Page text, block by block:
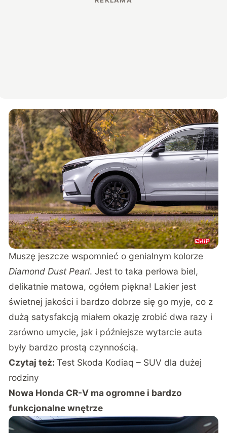
Muszę jeszcze wspomnieć o genialnym kolorze
Diamond Dust Pearl. Jest to taka perłowa biel,
delikatnie matowa, ogółem piękna! Lakier jest
świetnej jakości i bardzo dobrze się go myje, co z
dużą satysfakcją miałem okazję zrobić dwa razy i
zarówno umycie, jak i późniejsze wytarcie auta
były bardzo prostą czynnością.
Czytaj też:Test Skoda Kodiaq – SUV dla dużej
rodziny
Nowa Honda CR-V ma ogromne i bardzo
funkcjonalne wnętrze